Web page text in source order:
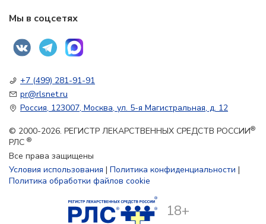
Мы в соцсетях
+7 (499) 281-91-91
pr@rlsnet.ru
Россия, 123007, Москва, ул. 5-я Магистральная, д. 12
© 2000-2026. РЕГИСТР ЛЕКАРСТВЕННЫХ СРЕДСТВ РОССИИ®
РЛС ®
Все права защищены
Условия использования | Политика конфиденциальности |
Политика обработки файлов cookie
18+